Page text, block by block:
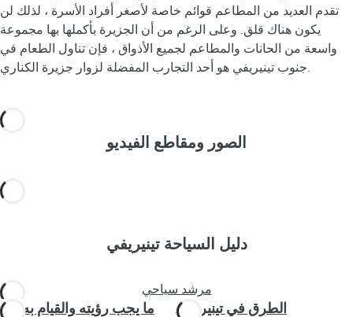
تقدم العديد من المطاعم قوائم خاصة لأصغر أفراد الأسرة ، لذلك لن
يكون هناك قلق. وعلى الرغم من أن الجزيرة بأكملها بها مجموعة
واسعة من الحانات والمطاعم لجميع الأذواق ، فإن تناول الطعام في
جنوب تينيريفي هو أحد التجارب المفضلة لزوار جزيرة الكناري.
الصور ومقاطع الفيديو
دليل السياحة تينيريفي
مرشد سياحي
ما يجب رؤيته والقيام به في
الطرق في تينيريفي